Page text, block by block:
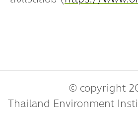
© copyright
Thailand Environment